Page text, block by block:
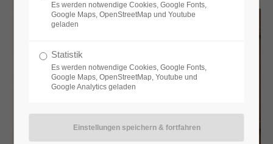
Es werden notwendige Cookies, Google Fonts,
Google Maps, OpenStreetMap und Youtube
geladen
Statistik
Es werden notwendige Cookies, Google Fonts,
Google Maps, OpenStreetMap, Youtube und
Google Analytics geladen